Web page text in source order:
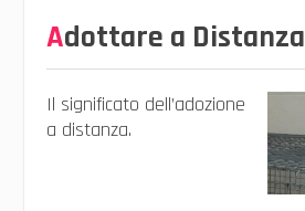
Adottare a Distanza
Il significato dell’adozione
a distanza.